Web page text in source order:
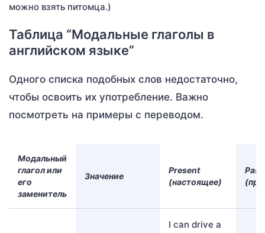
можно взять питомца.)
Таблица “Модальные глаголы в
английском языке”
Одного списка подобных слов недостаточно,
чтобы освоить их употребление. Важно
посмотреть на примеры с переводом.
Модальный
глагол или
его
заменитель
Значение
Present
(настоящее)
Past
I can drive a